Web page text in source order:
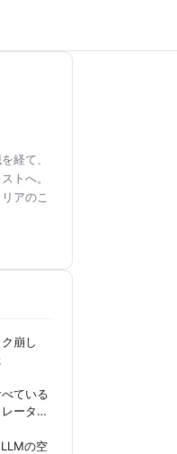
経て、
トへ。
アのこ
崩し
ている
ーター
の空